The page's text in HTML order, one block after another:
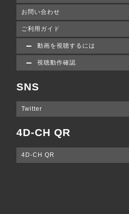
お問い合わせ
ご利用ガイド
動画を視聴するには
視聴動作確認
SNS
Twitter
4D-CH QR
4D-CH QR